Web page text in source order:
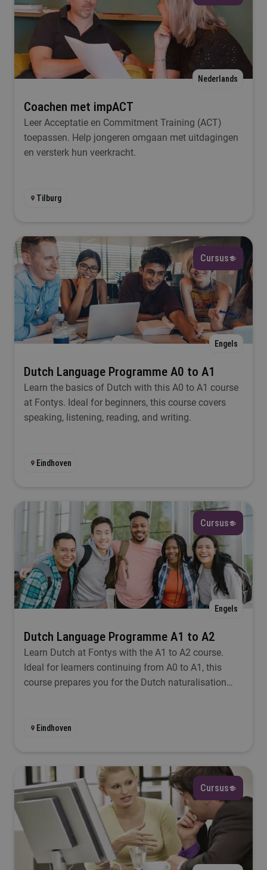
Startmoment
Duur
Selecteer
Filteren
Nederlands
Coachen met impACT
Leer Acceptatie en Commitment Training (ACT)
toepassen. Help jongeren omgaan met uitdagingen
en versterk hun veerkracht.
Tilburg
Cursus
Engels
Dutch Language Programme A0 to A1
Learn the basics of Dutch with this A0 to A1 course
at Fontys. Ideal for beginners, this course covers
speaking, listening, reading, and writing.
Eindhoven
Cursus
Engels
Dutch Language Programme A1 to A2
Learn Dutch at Fontys with the A1 to A2 course.
Ideal for learners continuing from A0 to A1, this
course prepares you for the Dutch naturalisation
Eindhoven
Cursus